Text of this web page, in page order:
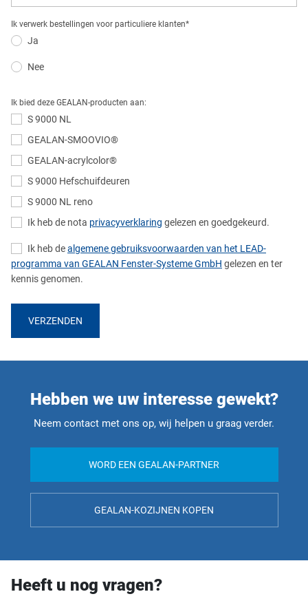
Ik verwerk bestellingen voor particuliere klanten*
Ja
Nee
Ik bied deze GEALAN-producten aan:
S 9000 NL
GEALAN-SMOOVIO®
GEALAN-acrylcolor®
S 9000 Hefschuifdeuren
S 9000 NL reno
Ik heb de nota privacyverklaring gelezen en goedgekeurd.
Ik heb dealgemene gebruiksvoorwaarden van het LEAD-
programma van GEALAN Fenster-Systeme GmbH gelezen en ter
kennis genomen.
VERZENDEN
Hebben we uw interesse gewekt?
Neem contact met ons op, wij helpen u graag verder.
WORD EEN GEALAN-PARTNER
GEALAN-KOZIJNEN KOPEN
Heeft u nog vragen?